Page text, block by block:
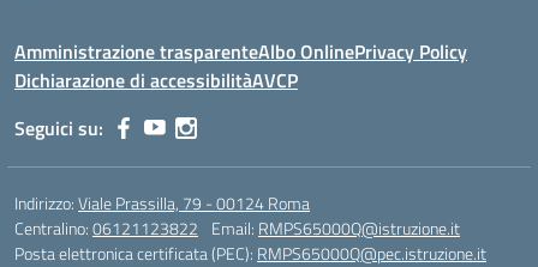
Amministrazione trasparenteAlbo OnlinePrivacy Policy
Dichiarazione di accessibilitàAVCP
Seguici su:
Indirizzo:Viale Prassilla, 79 - 00124 Roma
Centralino:06121123822 Email: RMPS65000Q@istruzione.it
Posta elettronica certificata (PEC): RMPS65000Q@pec.istruzione.it